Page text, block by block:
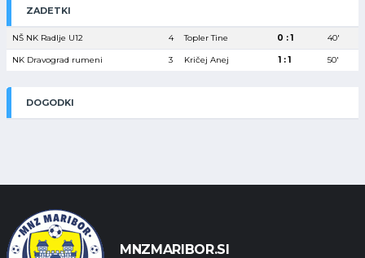
ZADETKI
NŠ NK Radlje U12 4 Topler Tine 0 : 1 40′
NK Dravograd rumeni 3 Kričej Anej 1 : 1 50′
DOGODKI
MNZMARIBOR.SI